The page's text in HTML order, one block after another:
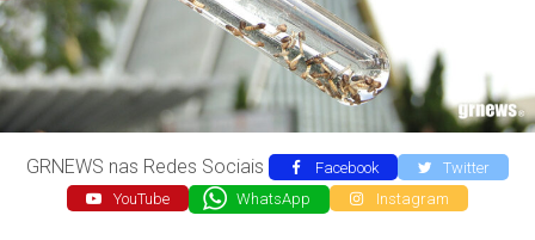
GRNEWS nas Redes Sociais Facebook
Twitter
YouTube
WhatsApp Instagram